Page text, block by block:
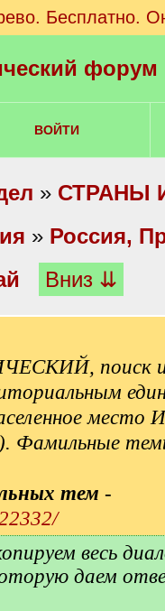
Бесплатно.
ВОЙТИ
» СТРАНЫ
» Россия,
Вниз ⇊
поиск
Фамильные
тем -
весь
даем